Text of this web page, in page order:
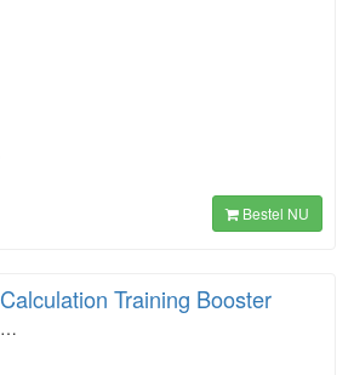
Bestel NU
Calculation Training Booster
…